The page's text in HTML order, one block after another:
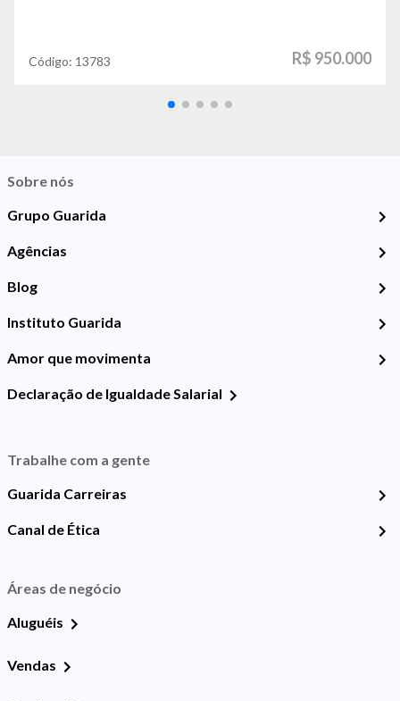
Código: 13783 R$ 950.000
Sobre nós
Grupo Guarida
Agências
Blog
Instituto Guarida
Amor que movimenta
Declaração de Igualdade Salarial
Trabalhe com a gente
Guarida Carreiras
Canal de Ética
Áreas de negócio
Aluguéis
Vendas